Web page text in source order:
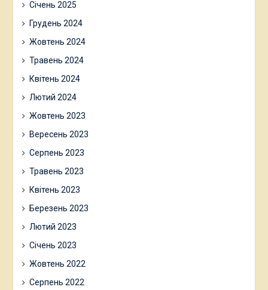
Січень 2025
Грудень 2024
Жовтень 2024
Травень 2024
Квітень 2024
Лютий 2024
Жовтень 2023
Вересень 2023
Серпень 2023
Травень 2023
Квітень 2023
Березень 2023
Лютий 2023
Січень 2023
Жовтень 2022
Серпень 2022